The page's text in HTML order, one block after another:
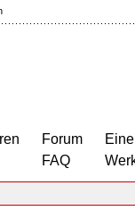
Forum
FAQ